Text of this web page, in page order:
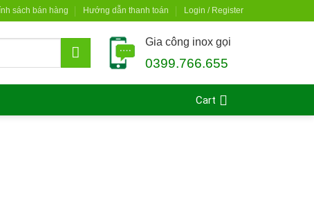
sách bán hàng Hướng dẫn thanh toán Login / Register
Gia công inox gọi
0399.766.655
Cart